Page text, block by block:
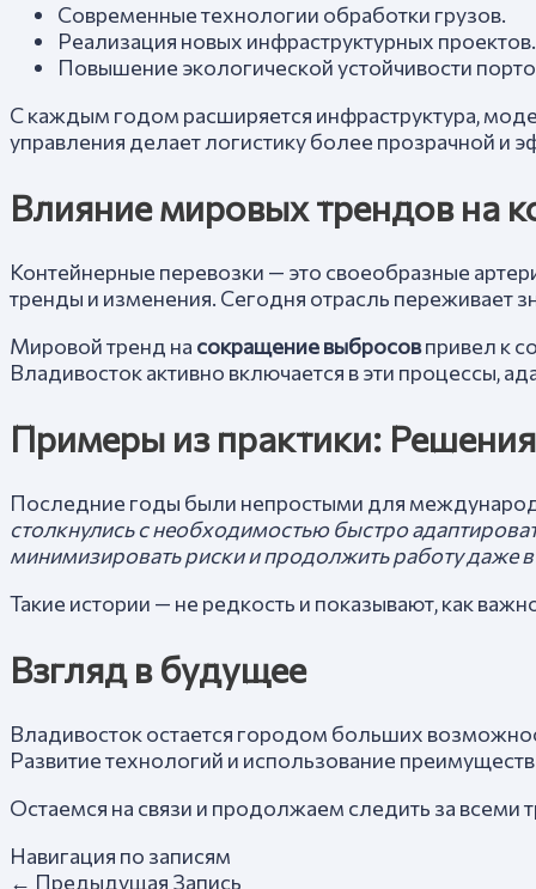
Современные технологии обработки грузов.
Реализация новых инфраструктурных проектов.
Повышение экологической устойчивости
С каждым годом расширяется инфраструктура,
управления делает логистику более прозрачной и
Влияние мировых трендов на
Контейнерные перевозки — это своеобразные
тренды и изменения. Сегодня отрасль переживает
Мировой тренд на сокращение выбросовпривел к
Владивосток активно включается в эти процессы,
Примеры из практики:
Последние годы были непростыми для
столкнулись с необходимостью быстро
минимизировать риски и продолжить работу даже в
Такие истории — не редкость и показывают, как
Взгляд в будущее
Владивосток остается городом больших
Развитие технологий и использование
Остаемся на связи и продолжаем следить за всеми
Навигация по записям
← Предыдущая Запись